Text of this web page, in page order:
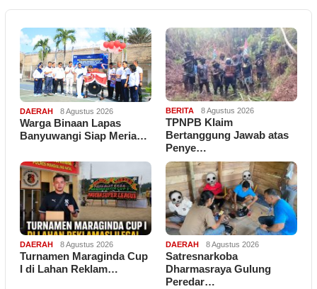
DAERAH 8 Agustus 2026
Warga Binaan Lapas
Banyuwangi Siap Meria…
BERITA 8 Agustus 2026
TPNPB Klaim
Bertanggung Jawab atas
Penye…
DAERAH 8 Agustus 2026
Turnamen Maraginda Cup
I di Lahan Reklam…
DAERAH 8 Agustus 2026
Satresnarkoba
Dharmasraya Gulung
Peredar…